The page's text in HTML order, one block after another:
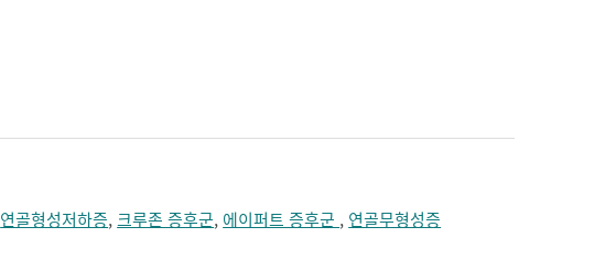
연골형성저하증,크루존 증후군, 에이퍼트 증후군 , 연골무형성증